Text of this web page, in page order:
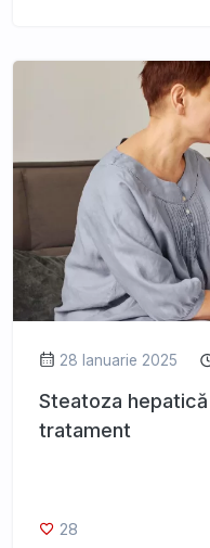
28 Ianuarie 2025
Steatoza
tratament
28